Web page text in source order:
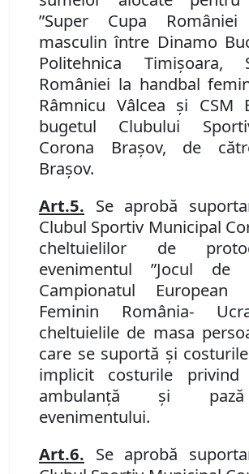
”Super Cupa
masculin între Dinamo
Politehnica Timișoara,
României la handbal
Râmnicu Vâlcea și CSM
bugetul Clubului
Corona Brașov, de
Brașov.
Art.5. Se aprobă
Clubul Sportiv Municipal
cheltuielilor de
evenimentul ”Jocul de
Campionatul
Feminin România-
cheltuielile de masa
care se suportă şi
implicit costurile privind
ambulanță și pază
evenimentului.
Art.6. Se aprobă